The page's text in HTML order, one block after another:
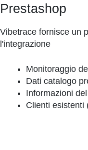
Prestashop
Vibetrace fornisce un
l'integrazione
Monitoraggio
Dati catalogo
Informazioni
Clienti esistenti